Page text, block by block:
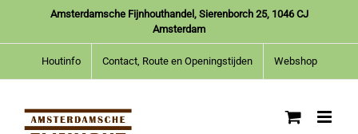
inhoud
Amsterdamsche Fijnhouthandel, Sierenborch 25, 1046 CJ
Amsterdam
Houtinfo Contact, Route en Openingstijden Webshop